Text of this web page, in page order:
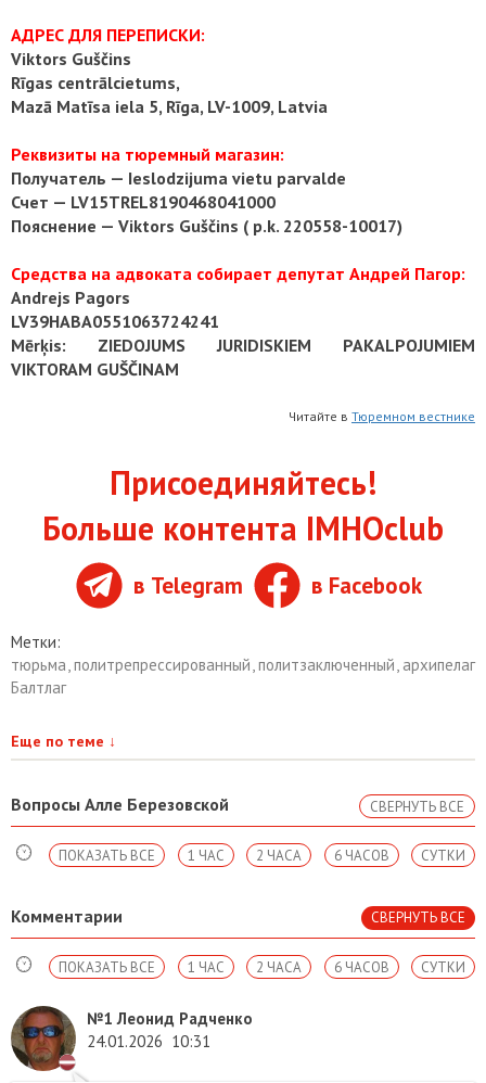
АДРЕС ДЛЯ ПЕРЕПИСКИ:
Viktors Guščins
Rīgas centrālcietums,
Mazā Matīsa iela 5, Rīga, LV-1009, Latvia
Реквизиты на тюремный магазин:
Получатель — Ieslodzijuma vietu parvalde
Счет — LV15TREL8190468041000
Пояснение — Viktors Guščins ( p.k. 220558-10017)
Средства на адвоката собирает депутат Андрей Пагор:
Andrejs Pagors
LV39HABA0551063724241
Mērķis: ZIEDOJUMS JURIDISKIEM PAKALPOJUMIEM
VIKTORAM GUŠČINAM
Читайте в Тюремном вестнике
Присоединяйтесь!
Больше контента IMHOclub
в Telegram в Facebook
Метки:
тюрьма,политрепрессированный,политзаключенный, архипелаг
Балтлаг
Еще по теме ↓
Вопросы Алле Березовской СВЕРНУТЬ ВСЕ
СУТКИ
6 ЧАСОВ
2 ЧАСА
1 ЧАС
ПОКАЗАТЬ ВСЕ
Комментарии СВЕРНУТЬ ВСЕ
СУТКИ
6 ЧАСОВ
2 ЧАСА
1 ЧАС
ПОКАЗАТЬ ВСЕ
№1 Леонид Радченко
24.01.2026 10:31